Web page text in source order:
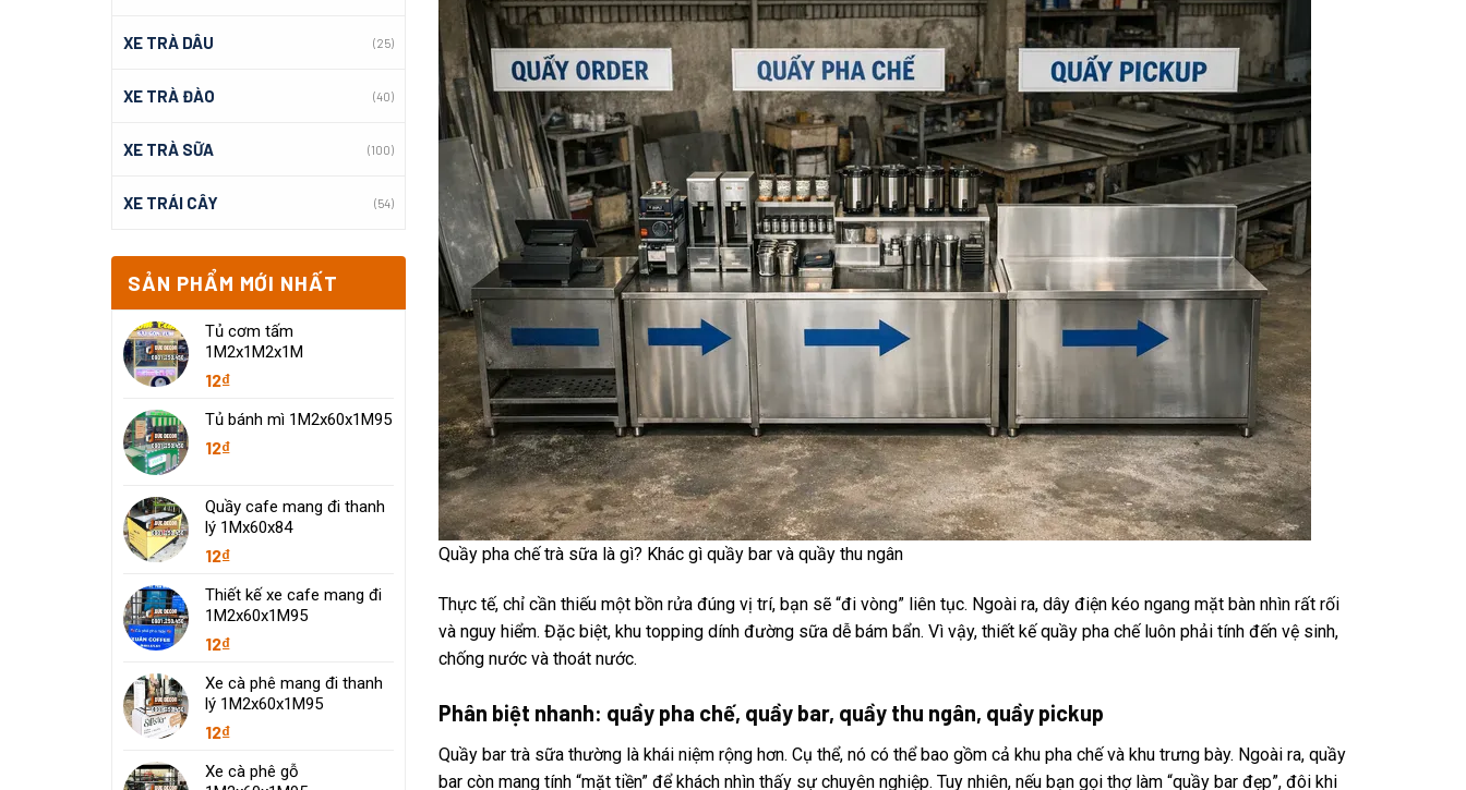
XE TRÀ DÂU (25)
XE TRÀ ĐÀO (40)
XE TRÀ SỮA (100)
XE TRÁI CÂY (54)
SẢN PHẨM MỚI NHẤT
Tủ cơm tấm
1M2x1M2x1M
12₫
Tủ bánh mì 1M2x60x1M95
12₫
Quầy cafe mang đi thanh
lý 1Mx60x84
12₫
Thiết kế xe cafe mang đi
1M2x60x1M95
12₫
Xe cà phê mang đi thanh
lý 1M2x60x1M95
12₫
Xe cà phê gỗ
Quầy pha chế trà sữa là gì? Khác gì quầy bar và quầy thu ngân
Thực tế, chỉ cần thiếu một bồn rửa đúng vị trí, bạn sẽ “đi vòng” liên tục. Ngoài ra, dây điện kéo ngang mặt bàn nhìn rất rối
và nguy hiểm. Đặc biệt, khu topping dính đường sữa dễ bám bẩn. Vì vậy, thiết kế quầy pha chế luôn phải tính đến vệ sinh,
chống nước và thoát nước.
Phân biệt nhanh: quầy pha chế, quầy bar, quầy thu ngân, quầy pickup
Quầy bar trà sữa thường là khái niệm rộng hơn. Cụ thể, nó có thể bao gồm cả khu pha chế và khu trưng bày. Ngoài ra, quầy
bar còn mang tính “mặt tiền” để khách nhìn thấy sự chuyên nghiệp. Tuy nhiên, nếu bạn gọi thợ làm “quầy bar đẹp”, đôi khi